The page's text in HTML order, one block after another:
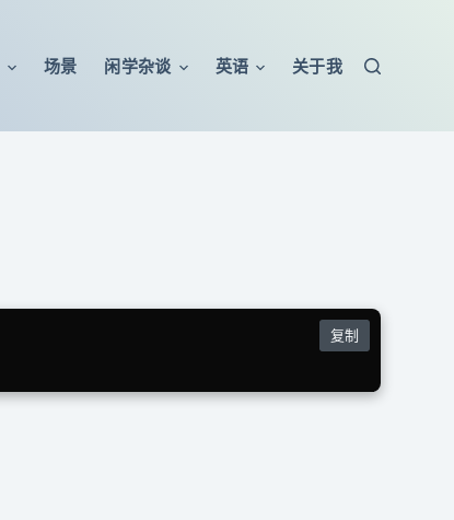
场景 闲学杂谈 英语 关于我
复制